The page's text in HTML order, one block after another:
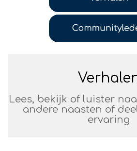
Lees, bekijk of luister
andere naasten of
ervaring